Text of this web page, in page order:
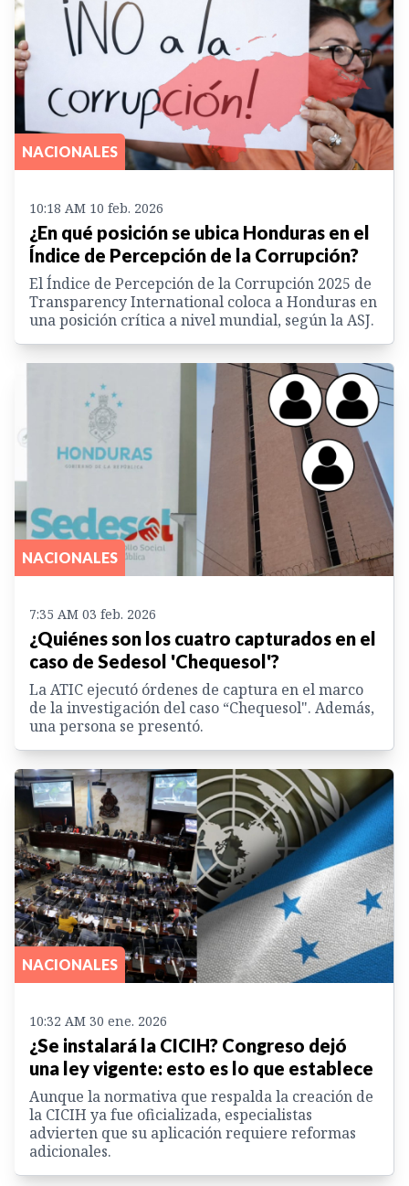
NACIONALES
10:18 AM 10 feb. 2026
¿En qué posición se ubica Honduras en el
Índice de Percepción de la Corrupción?
El Índice de Percepción de la Corrupción 2025 de
Transparency International coloca a Honduras en
una posición crítica a nivel mundial, según la ASJ.
NACIONALES
7:35 AM 03 feb. 2026
¿Quiénes son los cuatro capturados en el
caso de Sedesol 'Chequesol'?
La ATIC ejecutó órdenes de captura en el marco
de la investigación del caso “Chequesol". Además,
una persona se presentó.
NACIONALES
10:32 AM 30 ene. 2026
¿Se instalará la CICIH? Congreso dejó
una ley vigente: esto es lo que establece
Aunque la normativa que respalda la creación de
la CICIH ya fue oficializada, especialistas
advierten que su aplicación requiere reformas
adicionales.